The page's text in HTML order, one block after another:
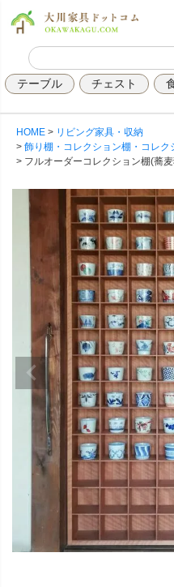
テーブル チェスト
HOME
リビング家具・収納
飾り棚・コレクション棚・コレク
フルオーダーコレクション棚(蕎